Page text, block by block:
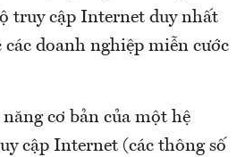
truy cập Internet duy nhất
doanh nghiệp miễn cước
cơ bản của một hệ
cập Internet (các thông số